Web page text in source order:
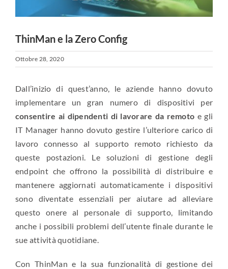
ThinMan e la Zero Config
Ottobre 28, 2020
Dall’inizio di quest’anno, le aziende hanno dovuto
implementare un gran numero di dispositivi per
consentire ai dipendenti di lavorare da remoto e gli
IT Manager hanno dovuto gestire l’ulteriore carico di
lavoro connesso al supporto remoto richiesto da
queste postazioni. Le soluzioni di gestione degli
endpoint che offrono la possibilità di distribuire e
mantenere aggiornati automaticamente i dispositivi
sono diventate essenziali per aiutare ad alleviare
questo onere al personale di supporto, limitando
anche i possibili problemi dell’utente finale durante le
sue attività quotidiane.
Con ThinMan e la sua funzionalità di gestione dei